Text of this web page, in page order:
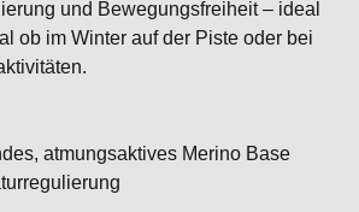
und Bewegungsfreiheit – ideal
ob im Winter auf der Piste oder bei
atmungsaktives Merino Base